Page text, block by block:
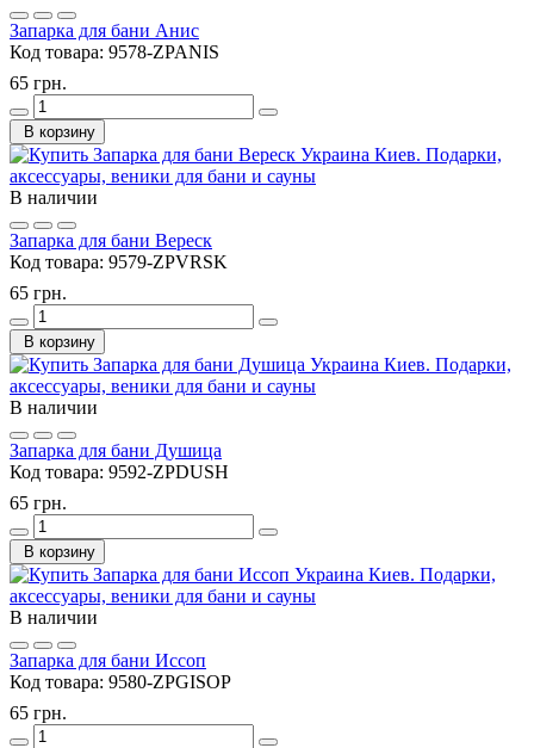
Запарка для бани Анис
Код товара: 9578-ZPANIS
65 грн.
В корзину
В наличии
Запарка для бани Вереск
Код товара: 9579-ZPVRSK
65 грн.
В корзину
В наличии
Запарка для бани Душица
Код товара: 9592-ZPDUSH
65 грн.
В корзину
В наличии
Запарка для бани Иссоп
Код товара: 9580-ZPGISOP
65 грн.